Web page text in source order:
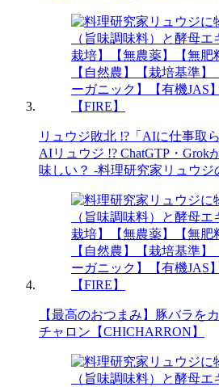
リュウジ敗北 !?「AIに仕事取
AIリュウジ !? ChatGTP・Grok
味しい？ -料理研究家リュウ
【最高のおつまみ】豚バラを
チャロン【CHICHARRON】